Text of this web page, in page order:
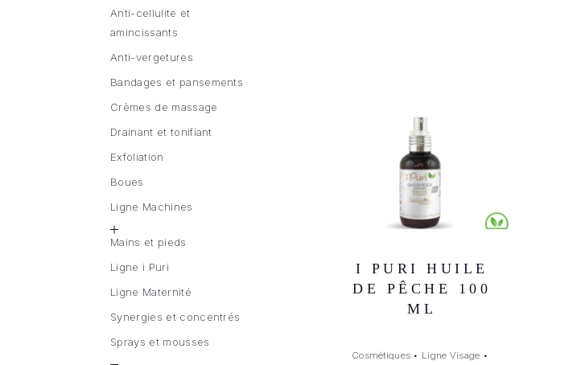
Anti-cellulite et
amincissants
Anti-vergetures
Bandages et pansements
Crèmes de massage
Drainant et tonifiant
Exfoliation
Boues
Ligne Machines
Mains et pieds
Ligne i Puri
Ligne Maternité
Synergies et concentrés
Sprays et mousses
I PURI HUILE
DE PÊCHE 100
ML
Cosmétiques • Ligne Visage •